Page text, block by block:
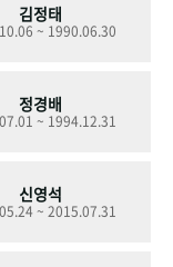
김정태
~ 1990.06.30
정경배
~ 1994.12.31
신영석
~ 2015.07.31